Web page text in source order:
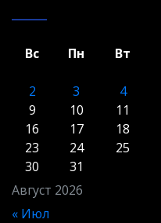
Август 2026
Вс Пн Вт
2
3 4
9
10 11
16
17 18
23
24 25
30
31
« Июл